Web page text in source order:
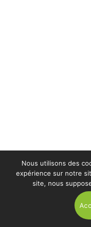
Nous utilisons des
expérience sur notre
site, nous